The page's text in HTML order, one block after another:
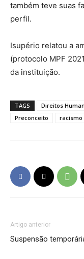
também teve suas
perfil.
Isupério relatou a
(protocolo MPF
da instituição.
TAGS Direitos
Preconceito
racismo
Artigo anterior
Suspensão